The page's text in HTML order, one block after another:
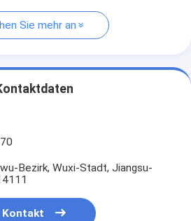
Sie mehr an
Bezirk, Wuxi-Stadt, Jiangsu-
Kontakt